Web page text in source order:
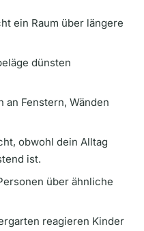
ein Raum über längere
dünsten
an Fenstern, Wänden
obwohl dein Alltag
ist.
über ähnliche
reagieren Kinder